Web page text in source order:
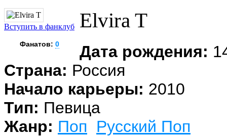
Вступить в фанклуб
Фанатов: 0
Elvira T
Дата рождения:
Страна: Россия
Начало карьеры: 2010
Тип: Певица
Жанр: Поп Русский Поп